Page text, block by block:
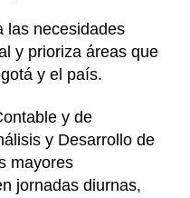
las necesidades
y prioriza áreas que
y el país.
y de
y Desarrollo de
mayores
jornadas diurnas,